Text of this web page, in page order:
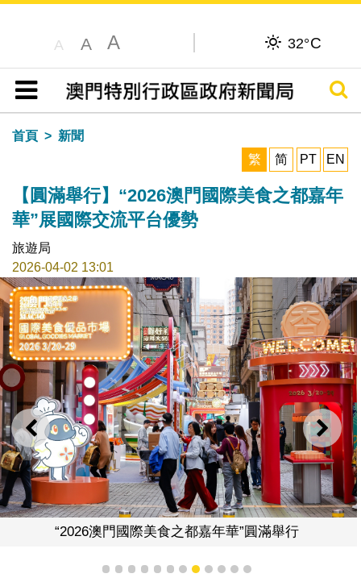
A A A 32°C
目錄
搜尋
首頁
新聞
繁
简 PT EN
【圓滿舉行】“2026澳門國際美食之都嘉年
華”展國際交流平台優勢
旅遊局
2026-04-02 13:01
上一則 下一
“2026澳門國際美食之都嘉年華”圓滿舉行
1 2 3 4 5 6 7 8 9 101112